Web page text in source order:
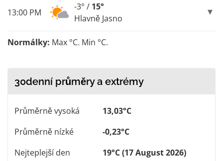
13:00 PM
-3° / 15°
Hlavně Jasno
Normálky: Max °C. Min °C.
30denní průměry a extrémy
Průměrně vysoká
13,03°C
Průměrně nízké
-0,23°C
Nejteplejší den
19°C (17 August 2026)